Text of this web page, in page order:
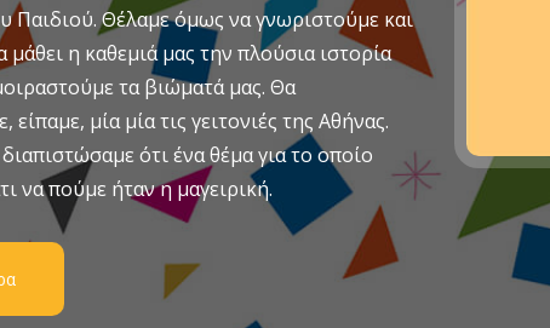
Παιδιού. Θέλαμε όμως να γνωριστούμε και
μάθει η καθεμιά μας την πλούσια ιστορία
τα βιώματά μας. Θα
είπαμε, μία μία τις γειτονιές της Αθήνας.
ότι ένα θέμα για το οποίο
να πούμε ήταν η μαγειρική.